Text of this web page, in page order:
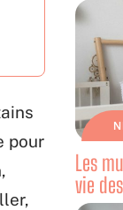
pour
Les
vie